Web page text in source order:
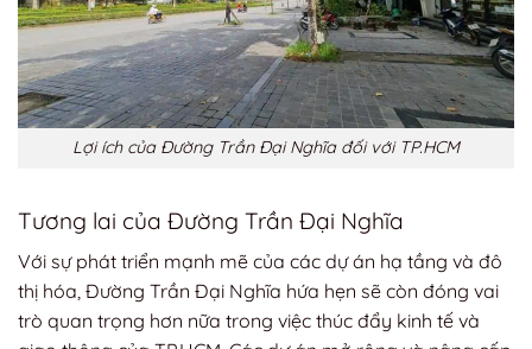
Lợi ích của Đường Trần Đại Nghĩa đối với TP.HCM
Tương lai của Đường Trần Đại Nghĩa
Với sự phát triển mạnh mẽ của các dự án hạ tầng và đô
thị hóa, Đường Trần Đại Nghĩa hứa hẹn sẽ còn đóng vai
trò quan trọng hơn nữa trong việc thúc đẩy kinh tế và